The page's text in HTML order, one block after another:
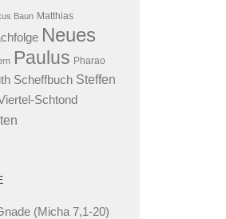
Baun Matthias
Neues
Paulus Pharao
Scheffbuch Steffen
Schtond
(Micha 7,1-20)